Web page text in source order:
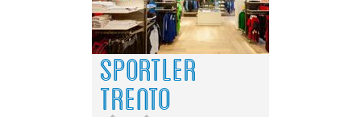
SPORTLER
TRENTO